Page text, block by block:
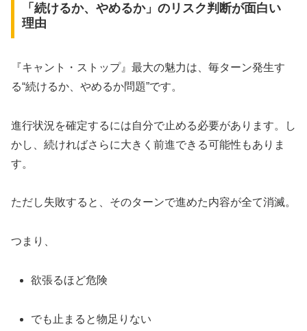
「続けるか、やめるか」のリスク判断が面白い
理由
『キャント・ストップ』最大の魅力は、毎ターン発生す
る“続けるか、やめるか問題”です。
進行状況を確定するには自分で止める必要があります。し
かし、続ければさらに大きく前進できる可能性もありま
す。
ただし失敗すると、そのターンで進めた内容が全て消滅。
つまり、
欲張るほど危険
でも止まると物足りない